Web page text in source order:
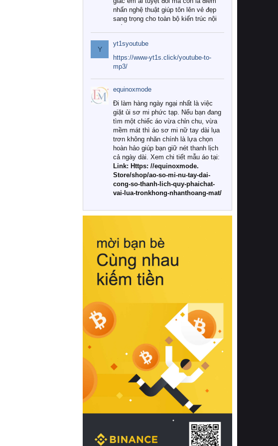
nhấn nghệ thuật giúp tôn lên vẻ đẹp
sang trọng cho toàn bộ kiến trúc nội
Tuy nhiên, giữa thị trường đa dạng
với vô vàn thương hiệu và mẫu mã
như hiện nay, làm thế nào để chọn
được những bộ chăn ga gối đệm cao
cấp thực sự chất lượng, phù hợp với
khí hậu và nhu cầu sử dụng của gia
đình? Hãy cùng chúng tôi đi tìm lời
giải đáp chi tiết qua bài viết dưới đây.
1. Tại sao các gia đình hiện đại lại ưa
chuộng chăn ga gối đệm cao cấp?
Khác với các dòng sản phẩm thông
thường, những bộ chăn ga gối đệm
cao cấp trải qua quy trình sản xuất
nghiêm ngặt từ khâu chọn lọc nguyên
liệu tự nhiên đến công nghệ dệt
nhuộm hiện đại không chứa hóa chất
này, bạn sẽ cảm nhận rõ rệt sự khác
hồi chuẩn xác của phần đệm nâng đỡ
cột sống.
Bên cạnh đó, việc lựa chọn các dòng
sản phẩm đạt chuẩn chất lượng quốc
tế còn giúp ngăn ngừa tình trạng kích
khuẩn và nấm mốc trong điều kiện
thời tiết nóng ẩm. Bạn có thể tìm hiểu
thêm các nghiên cứu khoa học về tác
động của giấc ngủ và môi trường
phòng ngủ đối với sức khỏe con
người tại Sleep Foundation (External
Link) để có cái nhìn toàn diện hơn.
2. Các tiêu chí vàng khi lựa chọn
chăn ga gối đệm cao cấp cho phòng
ngủ
Để sở hữu một bộ chăn ga gối đệm
cao cấp hoàn hảo cả về thẩm mỹ lẫn
công năng, người tiêu dùng cần cân
nhắc kỹ lưỡng các tiêu chí quan trọng
Y
yt1syoutube
https://www-yt1s.click/youtube-to-
mp3/
equinoxmode
Đi làm hàng ngày ngại nhất là việc
giặt ủi sơ mi phức tạp. Nếu bạn đang
tìm một chiếc áo vừa chỉn chu, vừa
mềm mát thì áo sơ mi nữ tay dài lụa
trơn không nhăn chính là lựa chọn
hoàn hảo giúp bạn giữ nét thanh lịch
cả ngày dài. Xem chi tiết mẫu áo tại:
Link: Https: //equinoxmode.
Store/shop/ao-so-mi-nu-tay-dai-
cong-so-thanh-lich-quy-phaichat-
vai-lua-tronkhong-nhanthoang-mat/